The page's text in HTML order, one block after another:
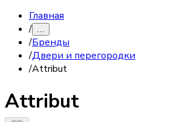
Главная
/ …
/Бренды
/Двери и перегородки
/Attribut
Attribut